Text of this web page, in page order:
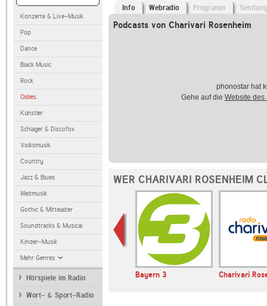
Konzerte & Live-Musik
Pop
Dance
Black Music
Rock
Oldies
Künstler
Schlager & Discofox
Volksmusik
Country
Jazz & Blues
Weltmusik
Gothic & Mittelalter
Soundtracks & Musical
Kinder-Musik
Mehr Genres
Hörspiele im Radio
Wort- & Sport-Radio
Info Webradio Programm
Podcasts von Charivari Rosenheim
phonostar hat
Gehe auf die Website des
WER CHARIVARI ROSENHEIM
Bayern 3 Charivari